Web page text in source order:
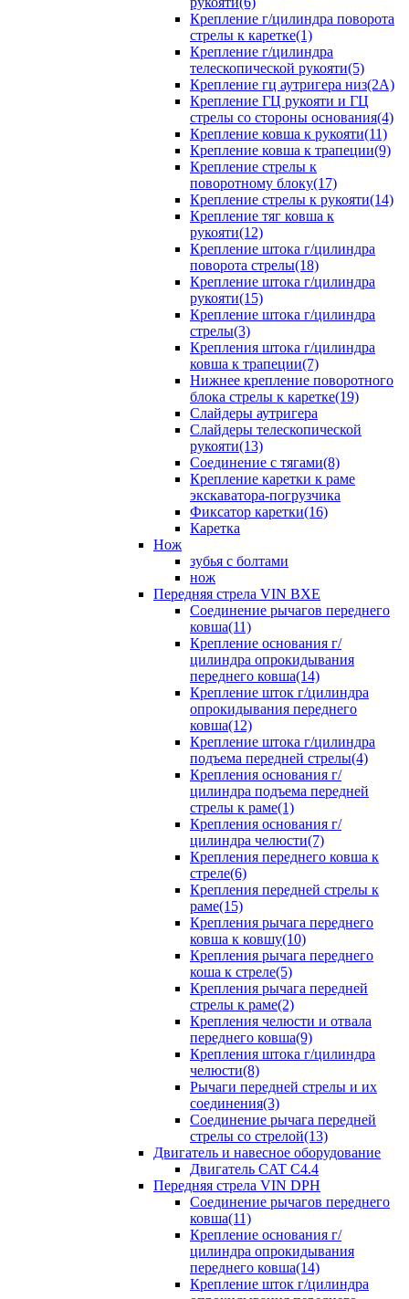
Крепление г/цилиндра поворота
стрелы к каретке(1)
Крепление г/цилиндра
телескопической рукояти(5)
Крепление гц аутригера низ(2А)
Крепление ГЦ рукояти и ГЦ
стрелы со стороны основания(4)
Крепление ковша к рукояти(11)
Крепление ковша к трапеции(9)
Крепление стрелы к
поворотному блоку(17)
Крепление стрелы к рукояти(14)
Крепление тяг ковша к
рукояти(12)
Крепление штока г/цилиндра
поворота стрелы(18)
Крепление штока г/цилиндра
рукояти(15)
Крепление штока г/цилиндра
стрелы(3)
Крепления штока г/цилиндра
ковша к трапеции(7)
Нижнее крепление поворотного
блока стрелы к каретке(19)
Слайдеры аутригера
Слайдеры телескопической
рукояти(13)
Соединение с тягами(8)
Крепление каретки к раме
экскаватора-погрузчика
Фиксатор каретки(16)
Каретка
Нож
зубья с болтами
нож
Передняя стрела VIN BXE
Cоединение рычагов переднего
ковша(11)
Крепление основания г/
цилиндра опрокидывания
переднего ковша(14)
Крепление шток г/цилиндра
опрокидывания переднего
ковша(12)
Крепление штока г/цилиндра
подъема передней стрелы(4)
Крепления основания г/
цилиндра подъема передней
стрелы к раме(1)
Крепления основания г/
цилиндра челюсти(7)
Крепления переднего ковша к
стреле(6)
Крепления передней стрелы к
раме(15)
Крепления рычага переднего
ковша к ковшу(10)
Крепления рычага переднего
коша к стреле(5)
Крепления рычага передней
стрелы к раме(2)
Крепления челюсти и отвала
переднего ковша(9)
Крепления штока г/цилиндра
челюсти(8)
Рычаги передней стрелы и их
соединения(3)
Соединение рычага передней
стрелы со стрелой(13)
Двигатель и навесное оборудование
Двигатель CAT C4.4
Передняя стрела VIN DPH
Cоединение рычагов переднего
ковша(11)
Крепление основания г/
цилиндра опрокидывания
переднего ковша(14)
Крепление шток г/цилиндра